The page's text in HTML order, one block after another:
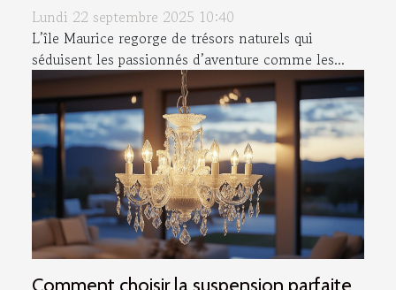
Lundi 22 septembre 2025 10:40
L’île Maurice regorge de trésors naturels qui
séduisent les passionnés d’aventure comme les...
Comment choisir la suspension parfaite